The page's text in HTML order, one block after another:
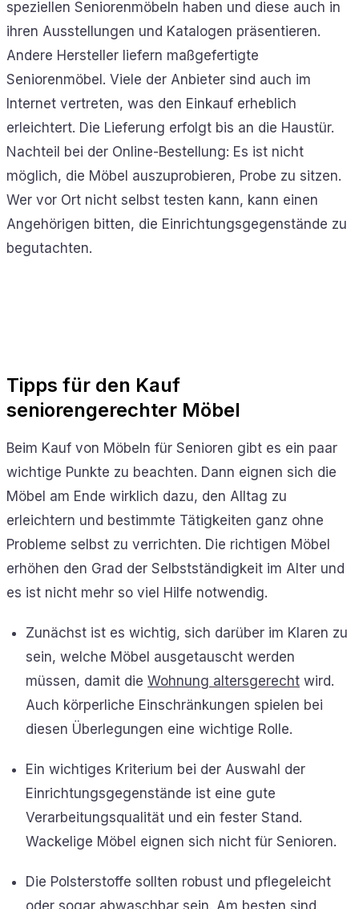
speziellen Seniorenmöbeln haben und diese auch in
ihren Ausstellungen und Katalogen präsentieren.
Andere Hersteller liefern maßgefertigte
Seniorenmöbel. Viele der Anbieter sind auch im
Internet vertreten, was den Einkauf erheblich
erleichtert. Die Lieferung erfolgt bis an die Haustür.
Nachteil bei der Online-Bestellung: Es ist nicht
möglich, die Möbel auszuprobieren, Probe zu sitzen.
Wer vor Ort nicht selbst testen kann, kann einen
Angehörigen bitten, die Einrichtungsgegenstände zu
begutachten.
Tipps für den Kauf
seniorengerechter Möbel
Beim Kauf von Möbeln für Senioren gibt es ein paar
wichtige Punkte zu beachten. Dann eignen sich die
Möbel am Ende wirklich dazu, den Alltag zu
erleichtern und bestimmte Tätigkeiten ganz ohne
Probleme selbst zu verrichten. Die richtigen Möbel
erhöhen den Grad der Selbstständigkeit im Alter und
es ist nicht mehr so viel Hilfe notwendig.
Zunächst ist es wichtig, sich darüber im Klaren zu
sein, welche Möbel ausgetauscht werden
müssen, damit die Wohnung altersgerecht wird.
Auch körperliche Einschränkungen spielen bei
diesen Überlegungen eine wichtige Rolle.
Ein wichtiges Kriterium bei der Auswahl der
Einrichtungsgegenstände ist eine gute
Verarbeitungsqualität und ein fester Stand.
Wackelige Möbel eignen sich nicht für Senioren.
Die Polsterstoffe sollten robust und pflegeleicht
oder sogar abwaschbar sein. Am besten sind